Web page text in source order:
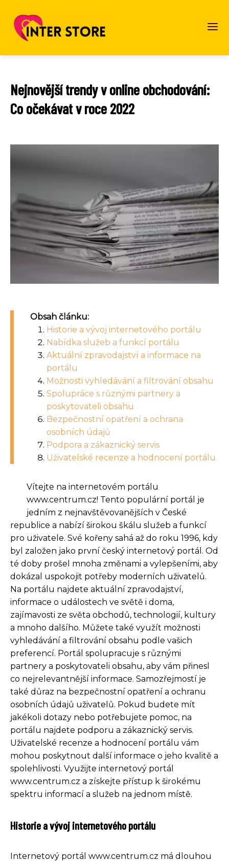
Nejnovější trendy v online obchodování:
Co očekávat v roce 2022
Obsah článku:
Historie a vývoj internetového portálu
Nabídka služeb a funkcí portálu
Aktuální zpravodajství a informace na
portálu
Možnosti vyhledávání a filtrování obsahu
Spolupráce s různými partnery a
poskytovateli obsahu
Bezpečnostní opatření a ochrana
osobních údajů
Podpora a zákaznický servis
Uživatelské recenze a hodnocení portálu
Vítejte na internetovém portálu
www.centrum.cz! Tento populární portál je
jedním z nejnavštěvovanějších v České
republice a nabízí širokou škálu služeb a funkcí
pro uživatele. Své kořeny sahá až do roku 1996, kdy
byl založen jako první český internetový portál. Od
té doby prošel mnoha změnami a vylepšeními, aby
dokázal uspokojit potřeby moderních uživatelů.
Na portálu najdete aktuální zpravodajství,
informace o událostech ve světě i doma,
zajímavosti ze světa obchodů, technologií, kultury
a mnoho dalšího. Můžete také využít možnosti
vyhledávání a filtrování obsahu podle vašich
preferencí. Portál spolupracuje s různými
partnery a poskytovateli obsahu, aby vám přinesl
co nejrelevantnější informace. Samozřejmostí je
také důraz na bezpečnostní opatření a ochranu
osobních údajů uživatelů. Pokud budete mít
jakékoli dotazy nebo potřebujete pomoc, na
portálu najdete podporu a zákaznický servis.
Uživatelské recenze a hodnocení portálu vám
mohou poskytnout další informace o jeho kvalitě a
spolehlivosti. Využijte internetový portál
www.centrum.cz a získejte přístup k širokému
spektru informací a služeb na jednom místě.
Historie a vývoj internetového portálu
Internetový portál www.centrum.cz má dlouhou